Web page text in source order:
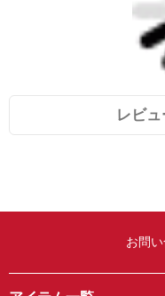
レビ
お問